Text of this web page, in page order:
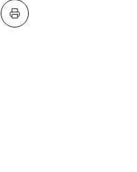
key:global.print-this-